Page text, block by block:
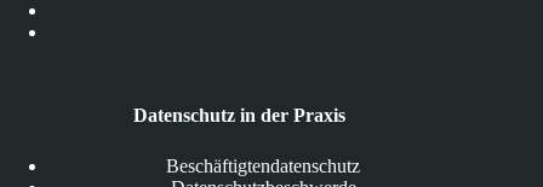
Datenschutz in der Praxis
Beschäftigtendatenschutz